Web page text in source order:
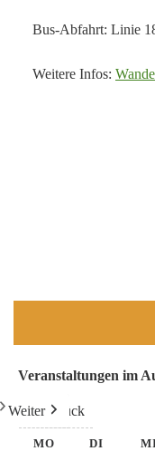
Bus-Abfahrt: Linie
Weitere Infos:
Veranstaltungen im
Zurück
Heute
Weiter
MO DI